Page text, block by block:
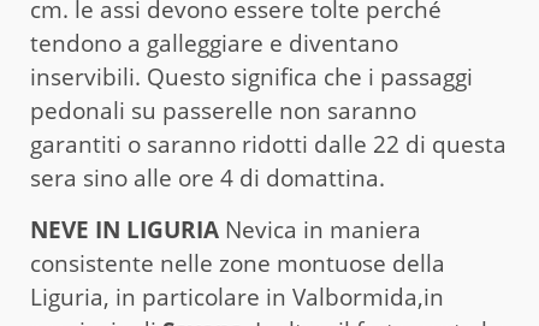
cm. le assi devono essere tolte perché
tendono a galleggiare e diventano
inservibili. Questo significa che i passaggi
pedonali su passerelle non saranno
garantiti o saranno ridotti dalle 22 di questa
sera sino alle ore 4 di domattina.
NEVE IN LIGURIA Nevica in maniera
consistente nelle zone montuose della
Liguria, in particolare in Valbormida,in